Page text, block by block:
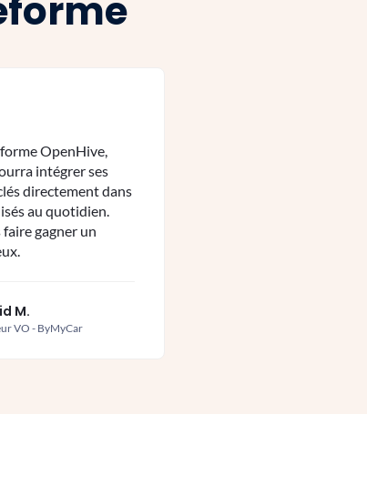
OpenHive,
intégrer ses
directement dans
au quotidien.
gagner un
M.
VO - ByMyCar